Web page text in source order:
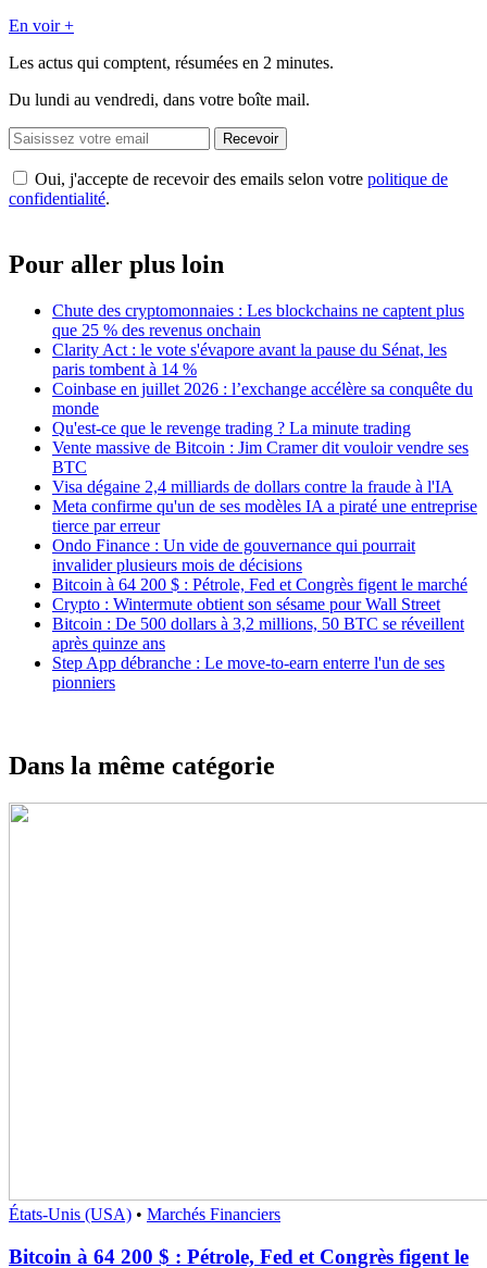
En voir +
Les actus qui comptent, résumées en 2 minutes.
Du lundi au vendredi, dans votre boîte mail.
Recevoir
Oui, j'accepte de recevoir des emails selon votre politique de
confidentialité.
Pour aller plus loin
Chute des cryptomonnaies : Les blockchains ne captent plus
que 25 % des revenus onchain
Clarity Act : le vote s'évapore avant la pause du Sénat, les
paris tombent à 14 %
Coinbase en juillet 2026 : l’exchange accélère sa conquête du
monde
Qu'est-ce que le revenge trading ? La minute trading
Vente massive de Bitcoin : Jim Cramer dit vouloir vendre ses
BTC
Visa dégaine 2,4 milliards de dollars contre la fraude à l'IA
Meta confirme qu'un de ses modèles IA a piraté une entreprise
tierce par erreur
Ondo Finance : Un vide de gouvernance qui pourrait
invalider plusieurs mois de décisions
Bitcoin à 64 200 $ : Pétrole, Fed et Congrès figent le marché
Crypto : Wintermute obtient son sésame pour Wall Street
Bitcoin : De 500 dollars à 3,2 millions, 50 BTC se réveillent
après quinze ans
Step App débranche : Le move-to-earn enterre l'un de ses
pionniers
Dans la même catégorie
États-Unis (USA) • Marchés Financiers
Bitcoin à 64 200 $ : Pétrole, Fed et Congrès figent le